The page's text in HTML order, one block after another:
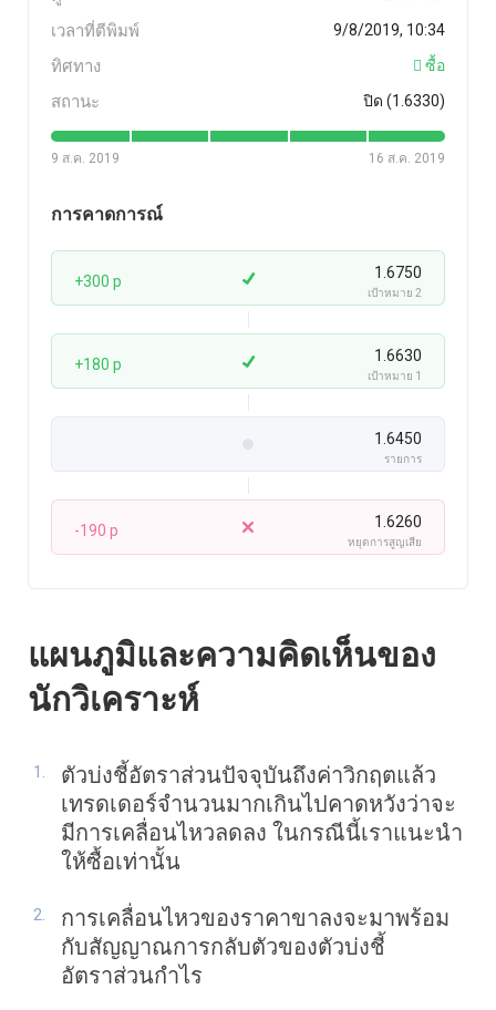
เวลาที่ตีพิมพ์ 9/8/2019, 10:34
ทิศทาง ซื้อ
สถานะ ปิด (1.6330)
9 ส.ค. 2019 16 ส.ค. 2019
การคาดการณ์
+300 p 1.6750
เป้าหมาย 2
+180 p 1.6630
เป้าหมาย 1
1.6450
รายการ
-190 p 1.6260
หยุดการสูญเสีย
แผนภูมิและความคิดเห็นของ
นักวิเคราะห์
ตัวบ่งชี้อัตราส่วนปัจจุบันถึงค่าวิกฤตแล้ว
เทรดเดอร์จำนวนมากเกินไปคาดหวังว่าจะ
มีการเคลื่อนไหวลดลง ในกรณีนี้เราแนะนำ
ให้ซื้อเท่านั้น
การเคลื่อนไหวของราคาขาลงจะมาพร้อม
กับสัญญาณการกลับตัวของตัวบ่งชี้
อัตราส่วนกำไร